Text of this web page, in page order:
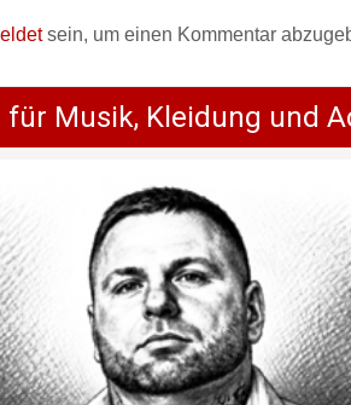
sein, um einen Kommentar
für Musik, Kleidung und